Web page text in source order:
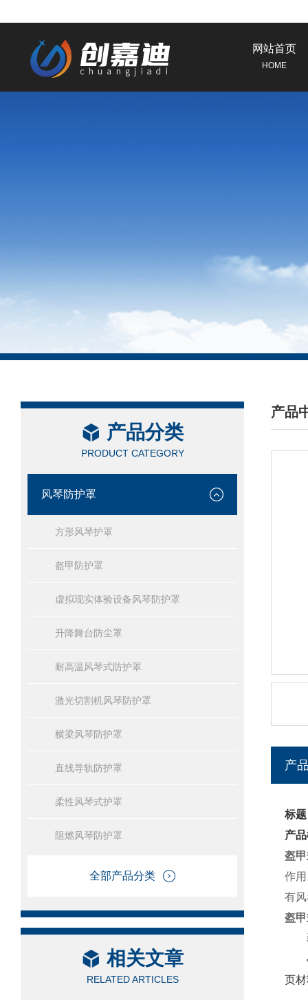
网站首页
HOME
产品分类
PRODUCT CATEGORY
风琴防护罩
方形风琴护罩
盔甲防护罩
虚拟现实体验设备风琴防护罩
升降舞台防尘罩
耐高温风琴式防护罩
激光切割机风琴防护罩
横梁风琴防护罩
直线导轨防护罩
柔性风琴式护罩
阻燃风琴防护罩
全部产品分类
相关文章
RELATED ARTICLES
产品
/
产
标
产
盔
作
有
盔
页